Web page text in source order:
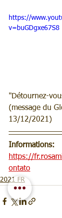
https://
v=buGDgxe67S8
"Détournez-
(message du
13/12/2021)
Informations:
https://
ontato
2021 FR